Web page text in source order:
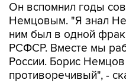
Он вспомнил годы
Немцовым. "Я знал
ним был в одной
РСФСР. Вместе мы
России. Борис
противоречивый", -